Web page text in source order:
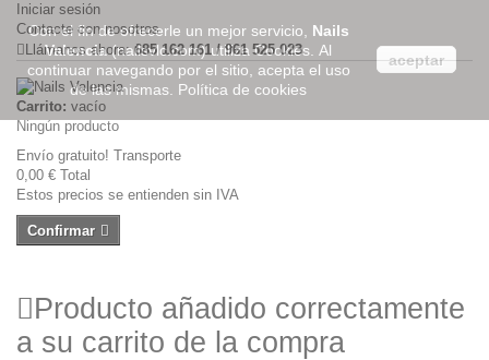
Iniciar sesión
Contacte con nosotros
Llámanos ahora:685 162 161 / 961 525 023
Carrito: vacío
Ningún producto
Envío gratuito! Transporte
0,00 € Total
Estos precios se entienden sin IVA
Confirmar
Producto añadido correctamente
a su carrito de la compra
Con el fin de ofrecerle un mejor servicio, Nails
Valencia(nailsvlc.com) utiliza Cookies. Al
continuar navegando por el sitio, acepta el uso
de las mismas. Política de cookies
aceptar